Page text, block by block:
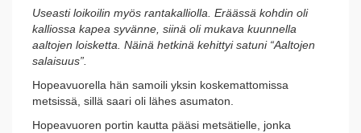
Useasti loikoilin myös rantakalliolla. Eräässä kohdin oli
kalliossa kapea syvänne, siinä oli mukava kuunnella
aaltojen loisketta. Näinä hetkinä kehittyi satuni “Aaltojen
salaisuus”.
Hopeavuorella hän samoili yksin koskemattomissa
metsissä, sillä saari oli lähes asumaton.
Hopeavuoren portin kautta pääsi metsätielle, jonka